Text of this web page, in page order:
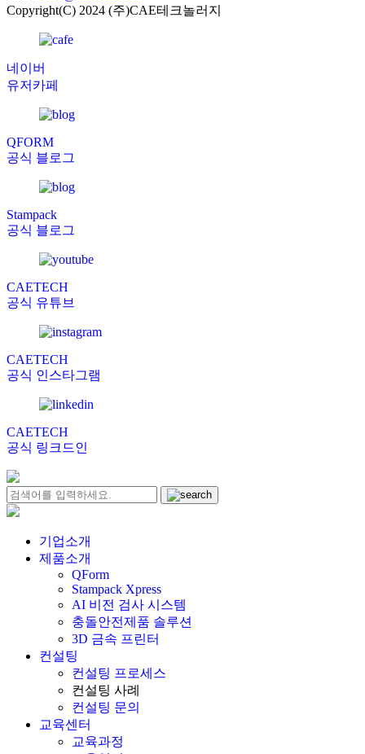
Copyright(C) 2024 (주)CAE테크놀러지
네이버
유저카페
QFORM
공식 블로그
Stampack
공식 블로그
CAETECH
공식 유튜브
CAETECH
공식 인스타그램
CAETECH
공식 링크드인
기업소개
제품소개
QForm
Stampack Xpress
AI 비전 검사 시스템
충돌안전제품 솔루션
3D 금속 프린터
컨설팅
컨설팅 프로세스
컨설팅 사례
컨설팅 문의
교육센터
교육과정